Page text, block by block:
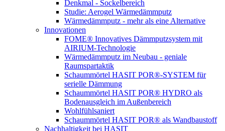
Denkmal - Sockelbereich
Studie: Aerogel Wärmedämmputz
Wärmedämmputz - mehr als eine Alternative
Innovationen
FOME® Innovatives Dämmputzsystem mit
AIRIUM-Technologie
Wärmedämmputz im Neubau - geniale
Raumspartaktik
Schaummörtel HASIT POR®-SYSTEM für
serielle Dämmung
Schaummörtel HASIT POR® HYDRO als
Bodenausgleich im Außenbereich
Wohlfühlsaniert
Schaummörtel HASIT POR® als Wandbaustoff
Nachhaltigkeit bei HASIT